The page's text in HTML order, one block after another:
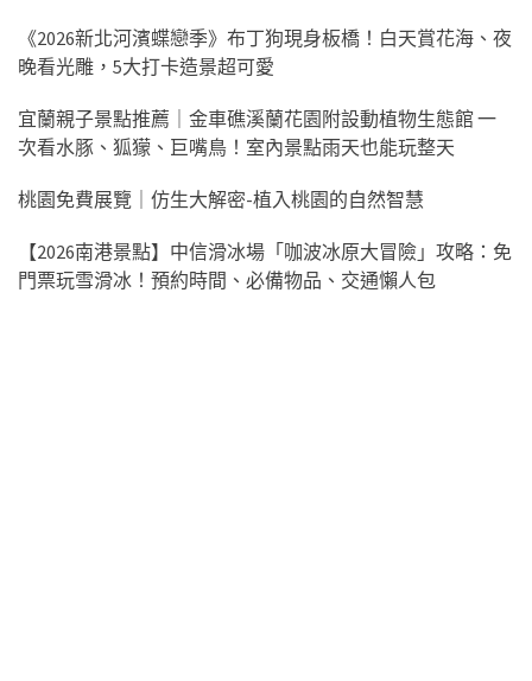
《2026新北河濱蝶戀季》布丁狗現身板橋！白天賞花海、夜
晚看光雕，5大打卡造景超可愛
宜蘭親子景點推薦｜金車礁溪蘭花園附設動植物生態館 一
次看水豚、狐獴、巨嘴鳥！室內景點雨天也能玩整天
桃園免費展覽｜仿生大解密-植入桃園的自然智慧
【2026南港景點】中信滑冰場「咖波冰原大冒險」攻略：免
門票玩雪滑冰！預約時間、必備物品、交通懶人包